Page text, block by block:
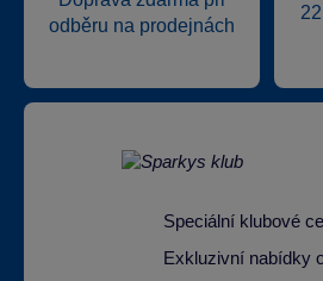
odběru na prodejnách
Speciální klubové
Exkluzivní nabídky